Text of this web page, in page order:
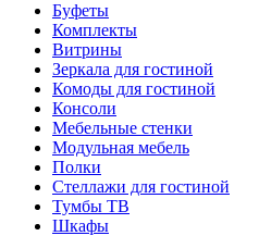
Буфеты
Комплекты
Витрины
Зеркала для гостиной
Комоды для гостиной
Консоли
Мебельные стенки
Модульная мебель
Полки
Стеллажи для гостиной
Тумбы ТВ
Шкафы